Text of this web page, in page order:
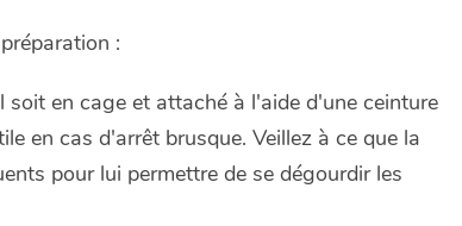
:
soit en cage et attaché à l'aide d'une ceinture
en cas d'arrêt brusque. Veillez à ce que la
pour lui permettre de se dégourdir les